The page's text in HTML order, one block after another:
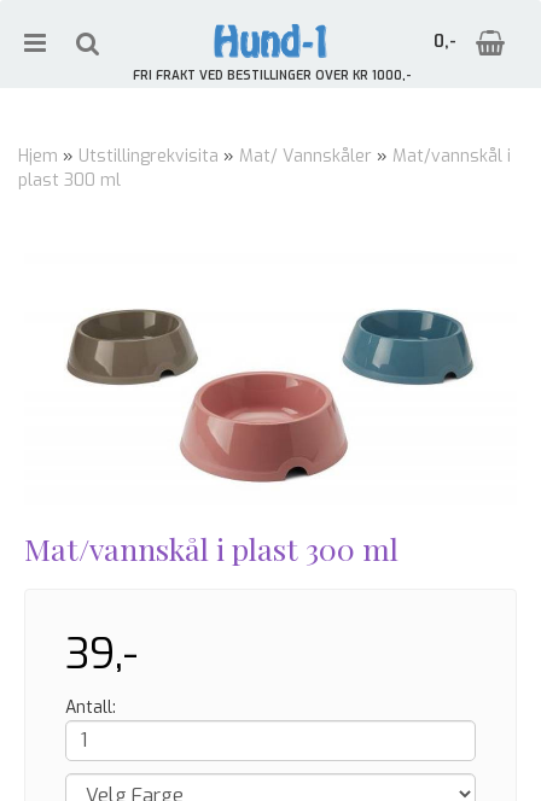
0,-
FRI FRAKT VED BESTILLINGER OVER KR 1000,-
Hjem » Utstillingrekvisita » Mat/ Vannskåler » Mat/vannskål i
plast 300 ml
Mat/vannskål i plast 300 ml
39,-
Antall: